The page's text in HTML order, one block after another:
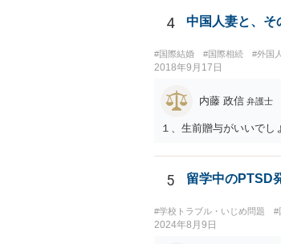
4 中国人妻と、そ
#国際結婚 #国際相続 #外国
2018年9月17日
内藤 政信 弁護士
１、生前贈与がいいでし
5 留学中のPTSD
#学校トラブル・いじめ問題 #
2024年8月9日